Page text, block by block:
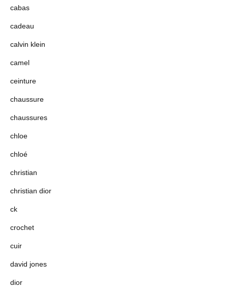
cabas
cadeau
calvin klein
camel
ceinture
chaussure
chaussures
chloe
chloé
christian
christian dior
ck
crochet
cuir
david jones
dior